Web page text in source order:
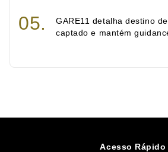
GARE11 detalha destino
captado e mantém
Acesso Rápido